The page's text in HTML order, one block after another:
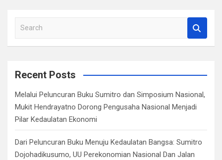
a
c
Recent Posts
Melalui Peluncuran Buku Sumitro dan Simposium Nasional,
Mukit Hendrayatno Dorong Pengusaha Nasional Menjadi
Pilar Kedaulatan Ekonomi
Dari Peluncuran Buku Menuju Kedaulatan Bangsa: Sumitro
Dojohadikusumo, UU Perekonomian Nasional Dan Jalan